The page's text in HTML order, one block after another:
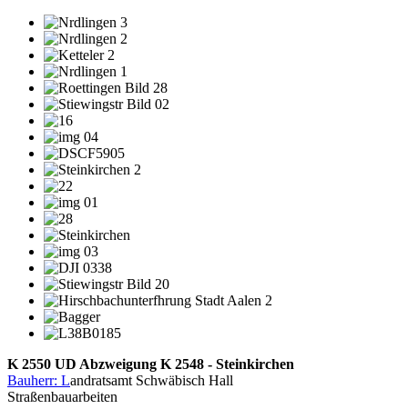
K 2550 UD Abzweigung K 2548 - Steinkirchen
Bauherr: Landratsamt Schwäbisch Hall
Straßenbauarbeiten